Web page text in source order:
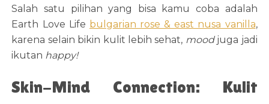
Salah satu pilihan yang bisa kamu coba adalah
Earth Love Life bulgarian rose & east nusa vanilla,
karena selain bikin kulit lebih sehat, mood juga jadi
ikutan happy!
Skin-Mind Connection: Kulit